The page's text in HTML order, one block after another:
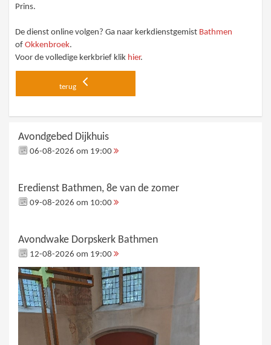
Prins.
De dienst online volgen? Ga naar kerkdienstgemist Bathmen
ofOkkenbroek.
Voor de volledige kerkbrief klik hier.
terug
Avondgebed Dijkhuis
06-08-2026 om 19:00
Eredienst Bathmen, 8e van de zomer
09-08-2026 om 10:00
Avondwake Dorpskerk Bathmen
12-08-2026 om 19:00